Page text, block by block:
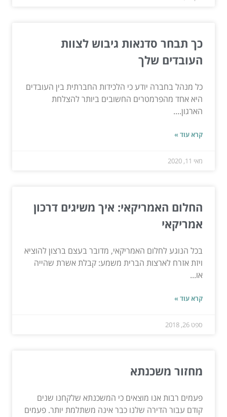
כך תבחר סדנאות גיבוש לצוות
העובדים שלך
כל מנהל בחברה יודע כי הלכידות החברתית בין העובדים
היא אחד מהפרמטרים החשובים ביותר להצלחת
הארגון....
קרא עוד »
מאי 11, 2020
החלום האמריקאי: איך משיגים דרכון
אמריקאי
בכל הנוגע לחלום האמריקאי, מדובר בעצם ברצון להוציא
ויזת אזרח לארצות הברית משמע: קבלת אשרת שהייה
או...
קרא עוד »
ספט 26, 2018
מחזור משכנתא
פעמים רבות אנו מוצאים כי המשכנתא שלקחנו שנים
קודם עבור הדירה שלנו כבר אינה משתלמת יותר. פעמים